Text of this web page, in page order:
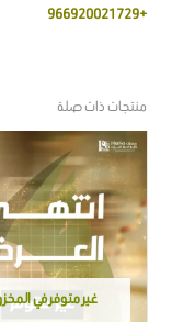
+966920021729
منتجات ذات صلة
غير متوفر في